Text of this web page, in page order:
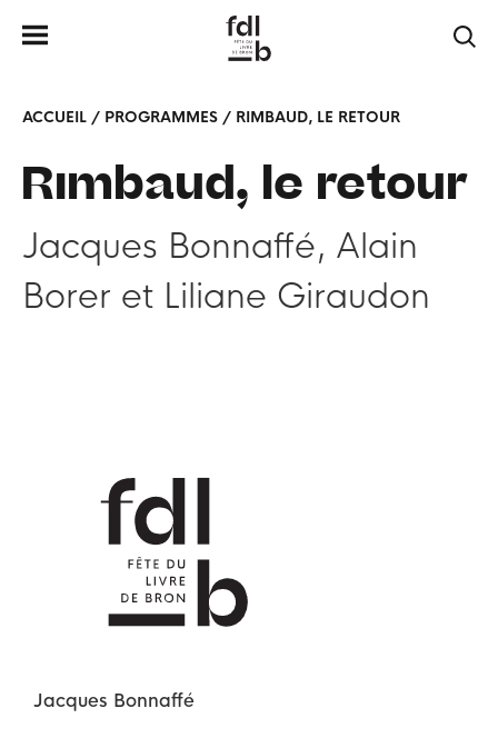
ACCUEIL / PROGRAMMES / RIMBAUD, LE RETOUR
Rimbaud, le retour
Jacques Bonnaffé Alain
Borer
Liliane Giraudon
Jacques Bonnaffé